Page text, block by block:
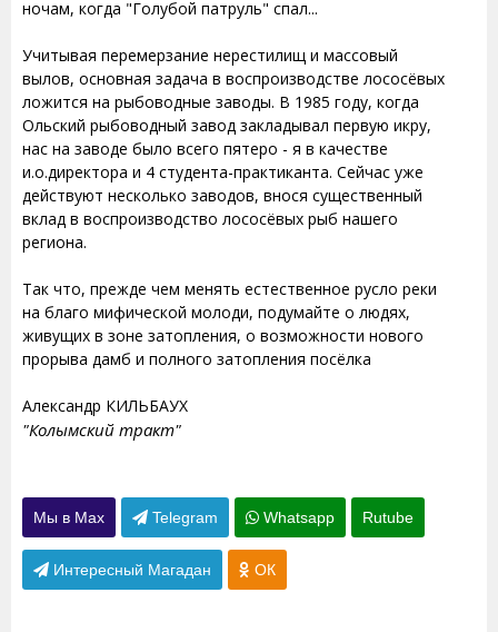
ночам, когда "Голубой патруль" спал...
Учитывая перемерзание нерестилищ и массовый
вылов, основная задача в воспроизводстве лососёвых
ложится на рыбоводные заводы. В 1985 году, когда
Ольский рыбоводный завод закладывал первую икру,
нас на заводе было всего пятеро - я в качестве
и.о.директора и 4 студента-практиканта. Сейчас уже
действуют несколько заводов, внося существенный
вклад в воспроизводство лососёвых рыб нашего
региона.
Так что, прежде чем менять естественное русло реки
на благо мифической молоди, подумайте о людях,
живущих в зоне затопления, о возможности нового
прорыва дамб и полного затопления посёлка
Александр КИЛЬБАУХ
"Колымский тракт"
Мы в Max Telegram Whatsapp Rutube
Интересный Магадан ОК